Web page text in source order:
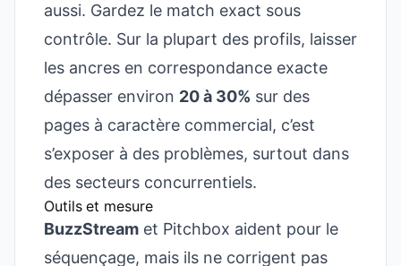
aussi. Gardez le match exact sous
contrôle. Sur la plupart des profils, laisser
les ancres en correspondance exacte
dépasser environ 20 à 30% sur des
pages à caractère commercial, c’est
s’exposer à des problèmes, surtout dans
des secteurs concurrentiels.
Outils et mesure
BuzzStream et Pitchbox aident pour le
séquençage, mais ils ne corrigent pas